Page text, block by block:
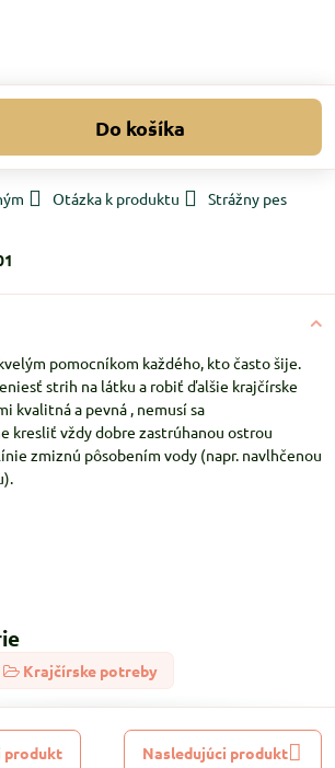
Do košíka
Otázka k produktu
Strážny pes
pomocníkom každého, kto často šije.
strih na látku a robiť ďalšie krajčírske
kvalitná a pevná , nemusí sa
kresliť vždy dobre zastrúhanou ostrou
zmiznú pôsobením vody (napr. navlhčenou
Krajčírske potreby
produkt Nasledujúci produkt